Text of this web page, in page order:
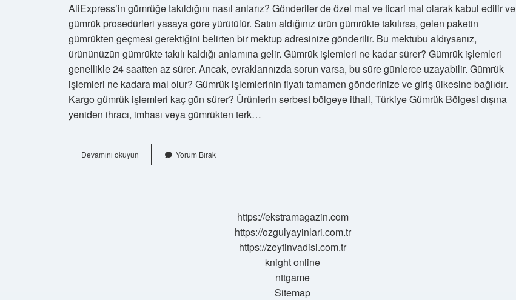
AliExpress’in gümrüğe takıldığını nasıl anlarız? Gönderiler de özel mal ve ticari mal olarak kabul edilir ve
gümrük prosedürleri yasaya göre yürütülür. Satın aldığınız ürün gümrükte takılırsa, gelen paketin
gümrükten geçmesi gerektiğini belirten bir mektup adresinize gönderilir. Bu mektubu aldıysanız,
ürününüzün gümrükte takılı kaldığı anlamına gelir. Gümrük işlemleri ne kadar sürer? Gümrük işlemleri
genellikle 24 saatten az sürer. Ancak, evraklarınızda sorun varsa, bu süre günlerce uzayabilir. Gümrük
işlemleri ne kadara mal olur? Gümrük işlemlerinin fiyatı tamamen gönderinize ve giriş ülkesine bağlıdır.
Kargo gümrük işlemleri kaç gün sürer? Ürünlerin serbest bölgeye ithali, Türkiye Gümrük Bölgesi dışına
yeniden ihracı, imhası veya gümrükten terk…
Devamını okuyun Aliexpress
Gümrük
Yorum Bırak
https://ekstramagazin.com
https://ozgulyayinlari.com.tr
https://zeytinvadisi.com.tr
knight online
nttgame
Sitemap